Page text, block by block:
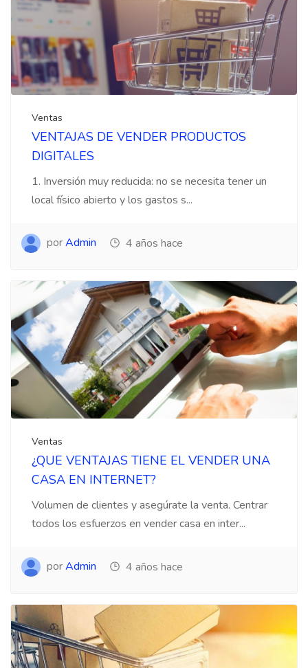
Ventas
VENTAJAS DE VENDER PRODUCTOS
DIGITALES
1. Inversión muy reducida: no se necesita tener un
local físico abierto y los gastos s...
porAdmin 4 años hace
Ventas
¿QUE VENTAJAS TIENE EL VENDER UNA
CASA EN INTERNET?
Volumen de clientes y asegúrate la venta. Centrar
todos los esfuerzos en vender casa en inter...
porAdmin 4 años hace